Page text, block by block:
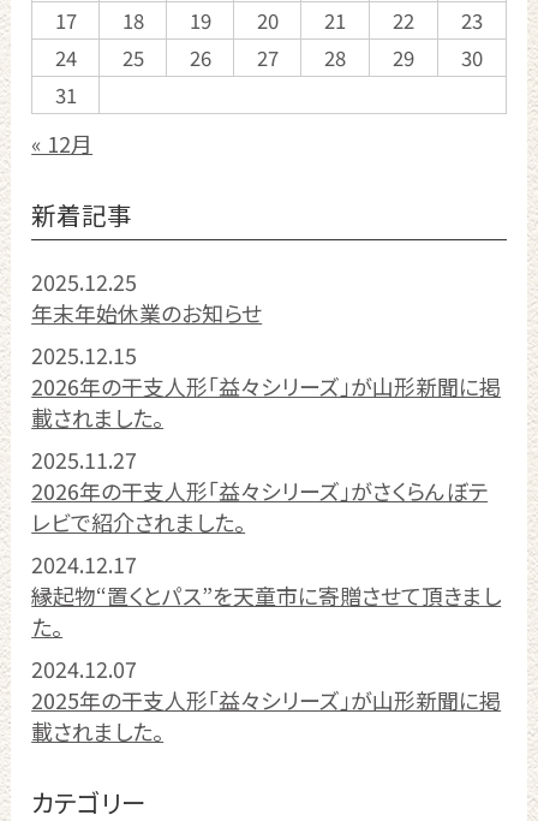
« 12月
17
18 19 20 21 22
23
24
25 26 27 28 29
30
31
新着記事
2025.12.25
年末年始休業のお知らせ
2025.12.15
2026年の干支人形「益々シリーズ」が山形新聞に掲
載されました。
2025.11.27
2026年の干支人形「益々シリーズ」がさくらんぼテ
レビで紹介されました。
2024.12.17
縁起物“置くとパス”を天童市に寄贈させて頂きまし
た。
2024.12.07
2025年の干支人形「益々シリーズ」が山形新聞に掲
載されました。
カテゴリー